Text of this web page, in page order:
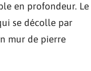
en profondeur. Le
se décolle par
mur de pierre